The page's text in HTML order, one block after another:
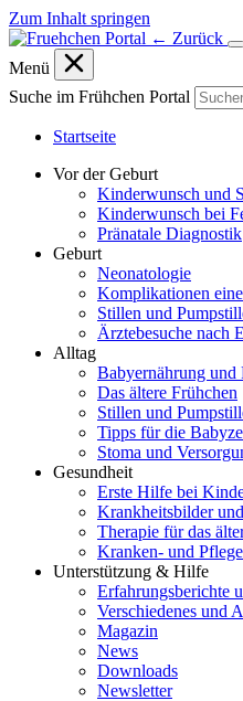
Zum Inhalt springen
← Zurück
Menü
Suche im Frühchen Portal
Startseite
Vor der Geburt
Kinderwunsch und
Kinderwunsch bei
Pränatale Diagnostik
Geburt
Neonatologie
Komplikationen
Stillen und
Ärztebesuche nach
Alltag
Babyernährung und
Das ältere Frühchen
Stillen und
Tipps für die
Stoma und
Gesundheit
Erste Hilfe bei
Krankheitsbilder
Therapie für das
Kranken- und
Unterstützung & Hilfe
Erfahrungsberichte
Verschiedenes und
Magazin
News
Downloads
Newsletter